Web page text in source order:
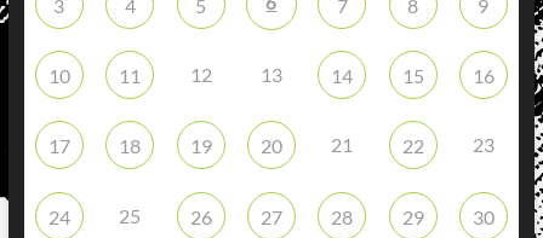
3 4 5 7 8 9
10 11 12 13 14 15 16
17 18 19 20 21 22 23
24 25 26 27 28 29 30